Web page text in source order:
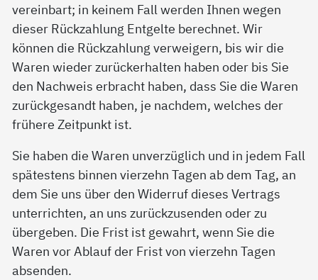
vereinbart; in keinem Fall werden Ihnen wegen
dieser Rückzahlung Entgelte berechnet. Wir
können die Rückzahlung verweigern, bis wir die
Waren wieder zurückerhalten haben oder bis Sie
den Nachweis erbracht haben, dass Sie die Waren
zurückgesandt haben, je nachdem, welches der
frühere Zeitpunkt ist.
Sie haben die Waren unverzüglich und in jedem Fall
spätestens binnen vierzehn Tagen ab dem Tag, an
dem Sie uns über den Widerruf dieses Vertrags
unterrichten, an uns zurückzusenden oder zu
übergeben. Die Frist ist gewahrt, wenn Sie die
Waren vor Ablauf der Frist von vierzehn Tagen
absenden.